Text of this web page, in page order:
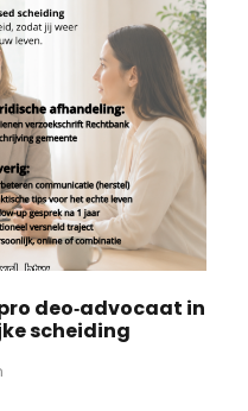
deo‑advocaat in
scheiding